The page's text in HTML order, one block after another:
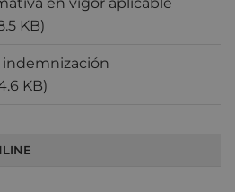
KB)
indemnización
KB)